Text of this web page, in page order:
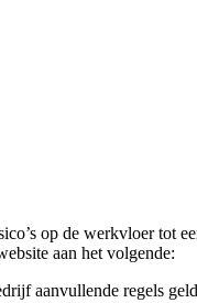
op de werkvloer tot
aan het volgende:
aanvullende regels